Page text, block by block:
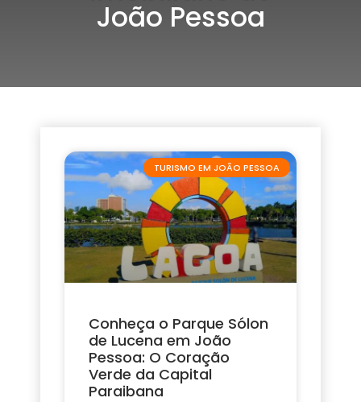
João Pessoa
TURISMO EM JOÃO PESSOA
Conheça o Parque Sólon
de Lucena em João
Pessoa: O Coração
Verde da Capital
Paraibana